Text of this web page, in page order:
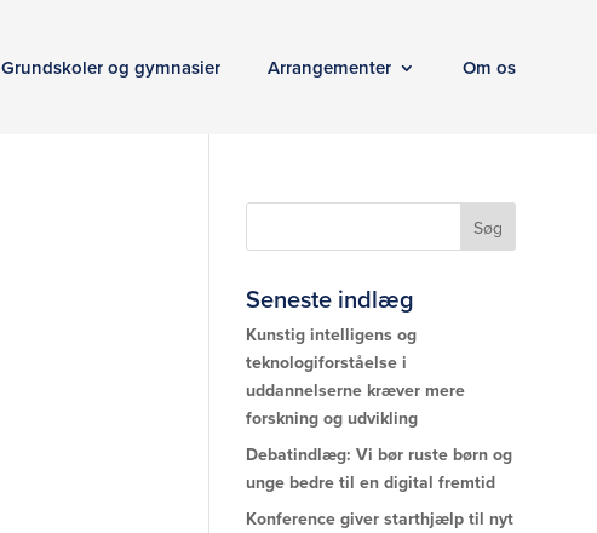
Grundskoler og gymnasier Arrangementer Om os
Seneste indlæg
Kunstig intelligens og
teknologiforståelse i
uddannelserne kræver mere
forskning og udvikling
Debatindlæg: Vi bør ruste børn og
unge bedre til en digital fremtid
Konference giver starthjælp til nyt